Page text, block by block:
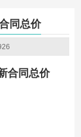
同总价
合同总价